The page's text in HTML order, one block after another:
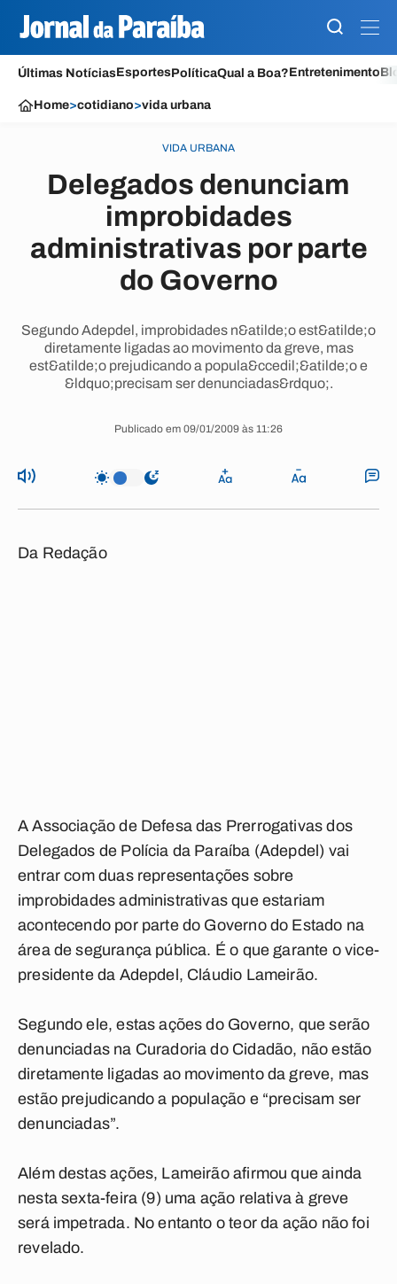
Últimas NotíciasEsportesPolíticaQual a Boa?Entretenimento
Home>cotidiano>vida urbana
VIDA URBANA
Delegados denunciam
improbidades
administrativas por parte
do Governo
Segundo Adepdel, improbidades n&atilde;o est&atilde;o
diretamente ligadas ao movimento da greve, mas
est&atilde;o prejudicando a popula&ccedil;&atilde;o e
&ldquo;precisam ser denunciadas&rdquo;.
Publicado em 09/01/2009 às 11:26
Da Redação
A Associação de Defesa das Prerrogativas dos
Delegados de Polícia da Paraíba (Adepdel) vai
entrar com duas representações sobre
improbidades administrativas que estariam
acontecendo por parte do Governo do Estado na
área de segurança pública. É o que garante o vice-
presidente da Adepdel, Cláudio Lameirão.
Segundo ele, estas ações do Governo, que serão
denunciadas na Curadoria do Cidadão, não estão
diretamente ligadas ao movimento da greve, mas
estão prejudicando a população e “precisam ser
denunciadas”.
Além destas ações, Lameirão afirmou que ainda
nesta sexta-feira (9) uma ação relativa à greve
será impetrada. No entanto o teor da ação não foi
revelado.